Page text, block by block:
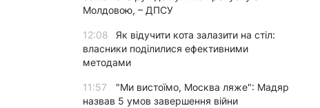
Молдовою, – ДПСУ
12:08
Як відучити кота залазити на стіл:
власники поділилися ефективними
методами
11:57
"Ми вистоїмо, Москва ляже": Мадяр
назвав 5 умов завершення війни